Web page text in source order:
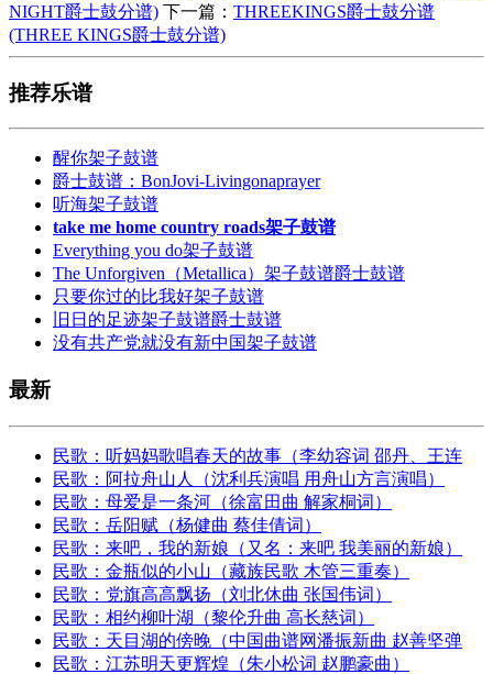
NIGHT爵士鼓分谱) 下一篇： THREEKINGS爵士鼓分谱
(THREE KINGS爵士鼓分谱)
推荐乐谱
醒你架子鼓谱
爵士鼓谱：BonJovi-Livingonaprayer
听海架子鼓谱
take me home country roads架子鼓谱
Everything you do架子鼓谱
The Unforgiven（Metallica）架子鼓谱爵士鼓谱
只要你过的比我好架子鼓谱
旧日的足迹架子鼓谱爵士鼓谱
没有共产党就没有新中国架子鼓谱
最新
民歌：听妈妈歌唱春天的故事（李幼容词 邵丹、王连
民歌：阿拉舟山人（沈利兵演唱 用舟山方言演唱）
民歌：母爱是一条河（徐富田曲 解家桐词）
民歌：岳阳赋（杨健曲 蔡佳倩词）
民歌：来吧，我的新娘（又名：来吧 我美丽的新娘）
民歌：金瓶似的小山（藏族民歌 木管三重奏）
民歌：党旗高高飘扬（刘北休曲 张国伟词）
民歌：相约柳叶湖（黎伦升曲 高长慈词）
民歌：天目湖的傍晚（中国曲谱网潘振新曲 赵善坚弹
民歌：江苏明天更辉煌（朱小松词 赵鹏豪曲）